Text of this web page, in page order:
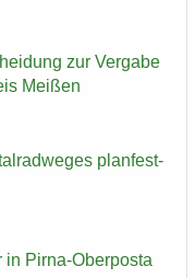
zur Ver­ga­be
Mei­ßen
plan­fest­
in Pirna-​Oberposta